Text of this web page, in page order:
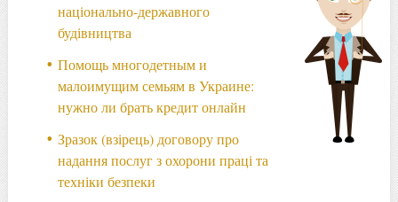
національно-державного
будівництва
Помощь многодетным и
малоимущим семьям в Украине:
нужно ли брать кредит онлайн
Зразок (взірець) договору про
надання послуг з охорони праці та
техніки безпеки